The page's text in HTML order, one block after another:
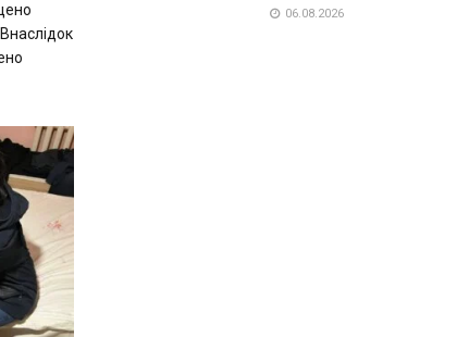
06.08.2026